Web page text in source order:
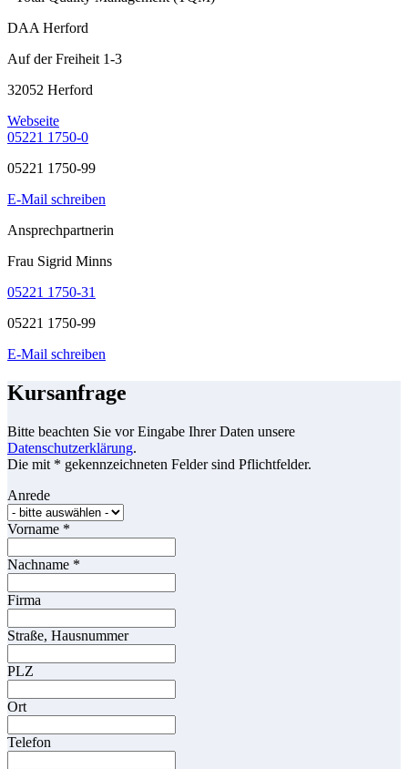
DAA Herford
Auf der Freiheit 1-3
32052 Herford
Webseite
05221 1750-0
05221 1750-99
E-Mail schreiben
Ansprechpartnerin
Frau Sigrid Minns
05221 1750-31
05221 1750-99
E-Mail schreiben
Kursanfrage
Bitte beachten Sie vor Eingabe Ihrer Daten unsere
Datenschutzerklärung.
Die mit * gekennzeichneten Felder sind Pflichtfelder.
Anrede
Vorname *
Nachname *
Firma
Straße, Hausnummer
PLZ
Ort
Telefon